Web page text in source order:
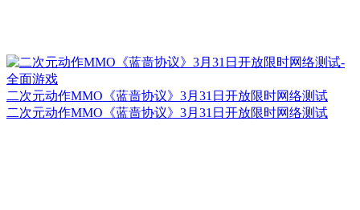
二次元动作MMO《蓝啬协议》3月31日开放限时网络测试
二次元动作MMO《蓝啬协议》3月31日开放限时网络测试